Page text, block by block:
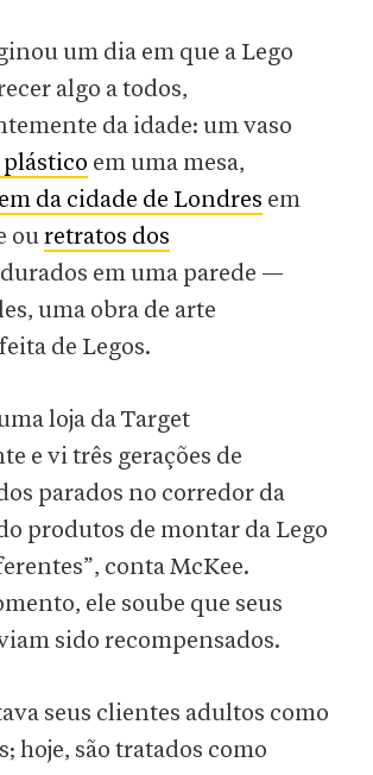
um dia em que a Lego
algo a todos,
da idade: um vaso
em uma mesa,
da cidade de Londres em
ouretratos dos
em uma parede —
uma obra de arte
de Legos.
loja da Target
e vi três gerações de
parados no corredor da
produtos de montar da Lego
conta McKee.
ele soube que seus
sido recompensados.
seus clientes adultos como
hoje, são tratados como